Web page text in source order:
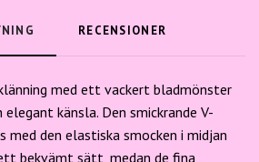
RECENSIONER
med ett vackert bladmönster
känsla. Den smickrande V-
med den elastiska smocken i midjan
bekvämt sätt, medan de fina